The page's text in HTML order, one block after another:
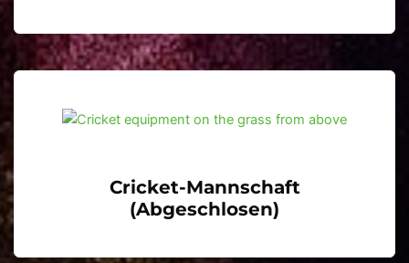
Cricket-Mannschaft
(Abgeschlosen)